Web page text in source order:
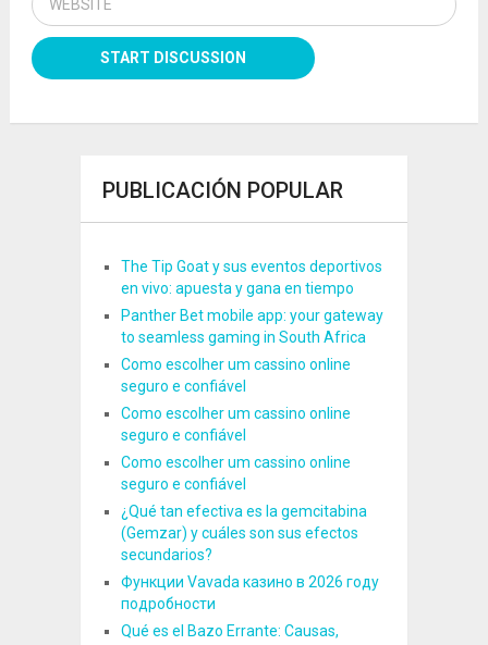
PUBLICACIÓN POPULAR
The Tip Goat y sus eventos deportivos
en vivo: apuesta y gana en tiempo
Panther Bet mobile app: your gateway
to seamless gaming in South Africa
Como escolher um cassino online
seguro e confiável
Como escolher um cassino online
seguro e confiável
Como escolher um cassino online
seguro e confiável
¿Qué tan efectiva es la gemcitabina
(Gemzar) y cuáles son sus efectos
secundarios?
Функции Vavada казино в 2026 году
подробности
Qué es el Bazo Errante: Causas,